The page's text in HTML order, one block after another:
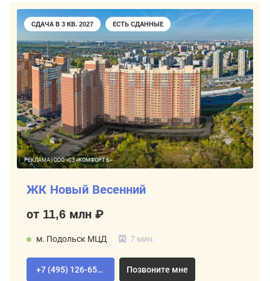
СДАЧА В 3 КВ. 2027 ЕСТЬ СДАННЫЕ
РЕКЛАМА | ООО «СЗ «КОМФОРТ Б»
ЖК Новый Весенний
от 11,6 млн ₽
м. Подольск МЦД 7 мин.
+7 (495) 126-65-04 Позвоните мне